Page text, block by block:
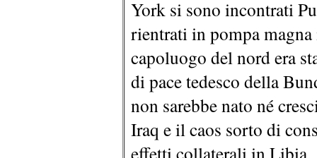
York si sono incontrati
rientrati in pompa
capoluogo del nord era
di pace tedesco della
non sarebbe nato né
Iraq e il caos sorto di
effetti collaterali in Libia.